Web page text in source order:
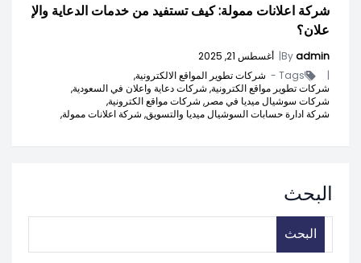
شركة اعلانات ممولة: كيف تستفيد من خدمات الدعاية والإ
علان؟
Byadmin
| أغسطس 21, 2025
|
Tags -
شركات تطوير المواقع الالكترونية,
شركات تطوير مواقع الكترونية, شركات دعاية واعلان في السعودية,
شركات سوشيال ميديا في مصر, شركات مواقع الكترونية,
شركة ادارة حسابات السوشيال ميديا والتسويق, شركة اعلانات ممولة,
البحث
البحث